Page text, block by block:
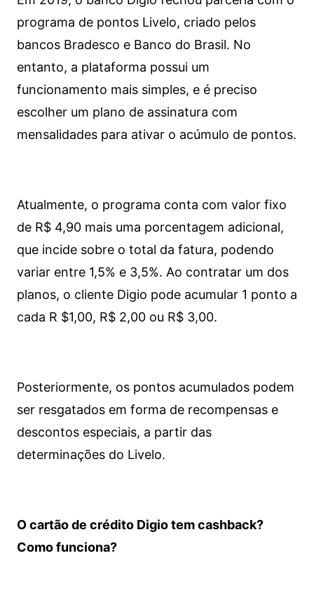
programa de pontos Livelo, criado pelos
bancos Bradesco e Banco do Brasil. No
entanto, a plataforma possui um
funcionamento mais simples, e é preciso
escolher um plano de assinatura com
mensalidades para ativar o acúmulo de pontos.
Atualmente, o programa conta com valor fixo
de R$ 4,90 mais uma porcentagem adicional,
que incide sobre o total da fatura, podendo
variar entre 1,5% e 3,5%. Ao contratar um dos
planos, o cliente Digio pode acumular 1 ponto a
cada R $1,00, R$ 2,00 ou R$ 3,00.
Posteriormente, os pontos acumulados podem
ser resgatados em forma de recompensas e
descontos especiais, a partir das
determinações do Livelo.
O cartão de crédito Digio tem cashback?
Como funciona?